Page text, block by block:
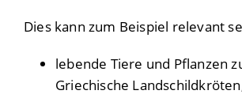
Dies kann zum Beispiel relevant
lebende Tiere und Pflanzen
Griechische